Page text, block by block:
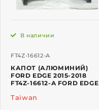
FT4Z-16612-A
В наличии
КАПОТ (АЛЮМИНИЙ)
FORD EDGE 2015-2018
FT4Z-16612-A FORD EDGE
Taiwan